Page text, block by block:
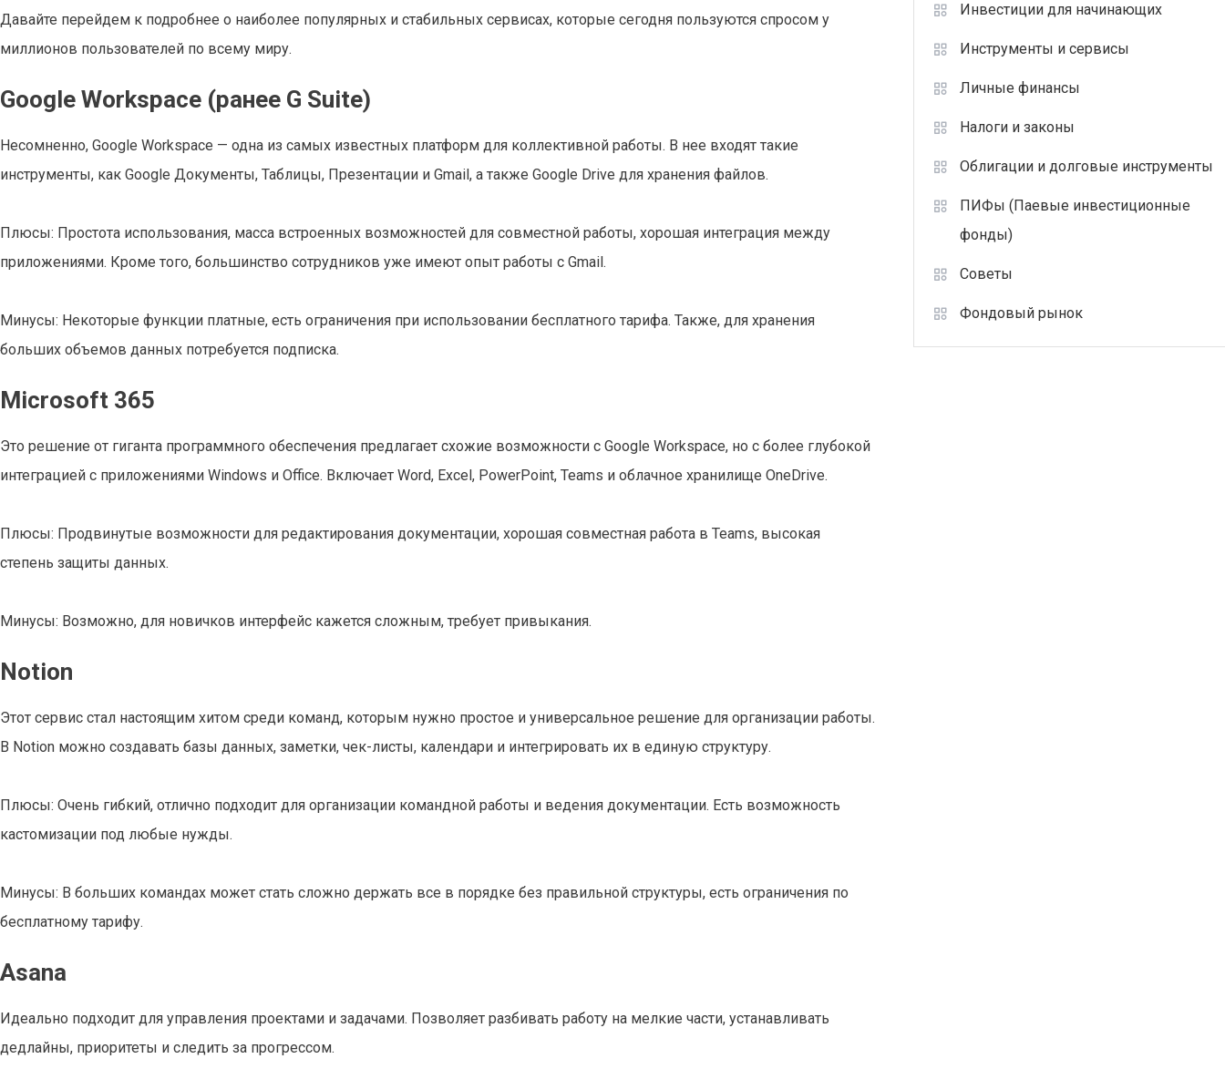
Давайте перейдем к подробнее о наиболее популярных и стабильных сервисах, которые сегодня пользуются спросом у
миллионов пользователей по всему миру.
Google Workspace (ранее G Suite)
Несомненно, Google Workspace — одна из самых известных платформ для коллективной работы. В нее входят такие
инструменты, как Google Документы, Таблицы, Презентации и Gmail, а также Google Drive для хранения файлов.
Плюсы: Простота использования, масса встроенных возможностей для совместной работы, хорошая интеграция между
приложениями. Кроме того, большинство сотрудников уже имеют опыт работы с Gmail.
Минусы: Некоторые функции платные, есть ограничения при использовании бесплатного тарифа. Также, для хранения
больших объемов данных потребуется подписка.
Microsoft 365
Это решение от гиганта программного обеспечения предлагает схожие возможности с Google Workspace, но с более глубокой
интеграцией с приложениями Windows и Office. Включает Word, Excel, PowerPoint, Teams и облачное хранилище OneDrive.
Плюсы: Продвинутые возможности для редактирования документации, хорошая совместная работа в Teams, высокая
степень защиты данных.
Минусы: Возможно, для новичков интерфейс кажется сложным, требует привыкания.
Notion
Этот сервис стал настоящим хитом среди команд, которым нужно простое и универсальное решение для организации работы.
В Notion можно создавать базы данных, заметки, чек-листы, календари и интегрировать их в единую структуру.
Плюсы: Очень гибкий, отлично подходит для организации командной работы и ведения документации. Есть возможность
кастомизации под любые нужды.
Минусы: В больших командах может стать сложно держать все в порядке без правильной структуры, есть ограничения по
бесплатному тарифу.
Asana
Идеально подходит для управления проектами и задачами. Позволяет разбивать работу на мелкие части, устанавливать
дедлайны, приоритеты и следить за прогрессом.
Инвестиции для начинающих
Инструменты и сервисы
Личные финансы
Налоги и законы
Облигации и долговые инструменты
ПИФы (Паевые инвестиционные
фонды)
Советы
Фондовый рынок